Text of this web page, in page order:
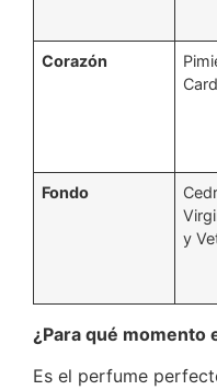
Corazón
Fondo
y
¿Para qué momento
Es el perfume